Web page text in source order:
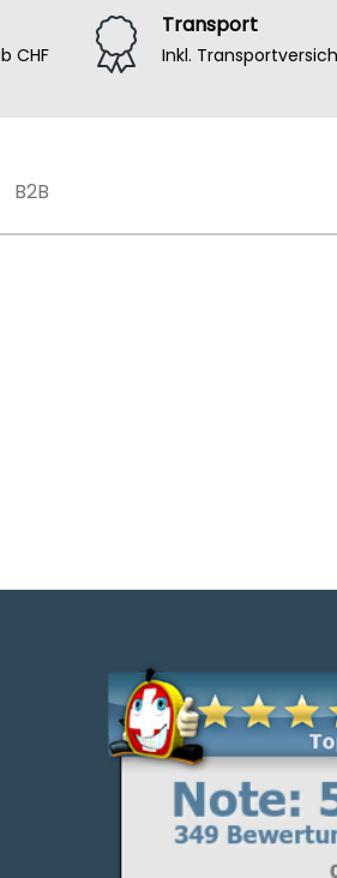
CHF
Transport
Inkl.
B2B